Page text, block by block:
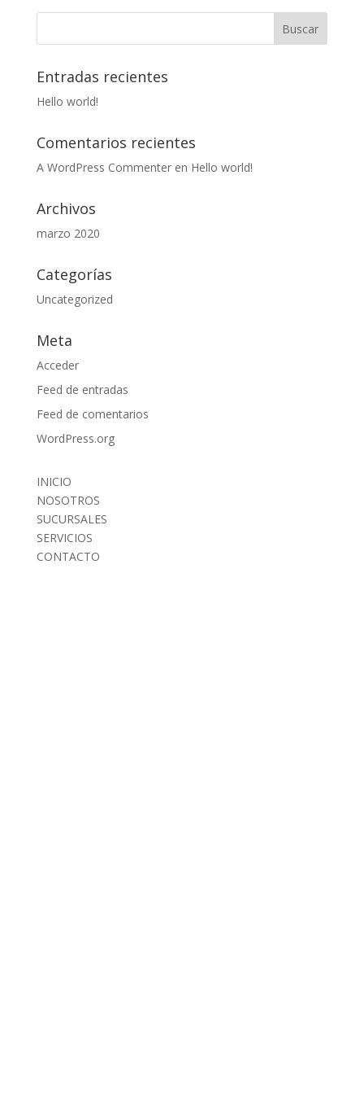
Entradas recientes
Hello world!
Comentarios recientes
A WordPress Commenteren Hello world!
Archivos
marzo 2020
Categorías
Uncategorized
Meta
Acceder
Feed de entradas
Feed de comentarios
WordPress.org
INICIO
NOSOTROS
SUCURSALES
SERVICIOS
CONTACTO